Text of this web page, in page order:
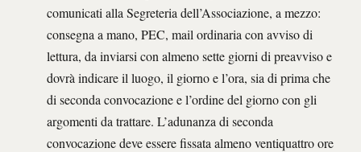
comunicati alla Segreteria dell’Associazione, a mezzo:
consegna a mano, PEC, mail ordinaria con avviso di
lettura, da inviarsi con almeno sette giorni di preavviso e
dovrà indicare il luogo, il giorno e l’ora, sia di prima che
di seconda convocazione e l’ordine del giorno con gli
argomenti da trattare. L’adunanza di seconda
convocazione deve essere fissata almeno ventiquattro ore